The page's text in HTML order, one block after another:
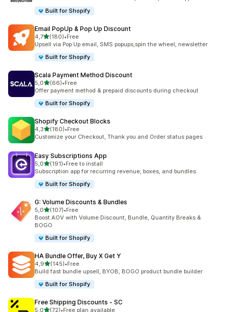
Built for Shopify
Email PopUp & Pop Up Discount
4,75 yıldız üzerinden
(180)
toplam 180 değerlendirme
•Free
Upsell via Pop Up email, SMS popups,spin the wheel, newsletter
Built for Shopify
Scala Payment Method Discount
5,05 yıldız üzerinden
(66)
toplam 66 değerlendirme
•Free
Offer payment method & prepaid discounts during checkout
Built for Shopify
Shopify Checkout Blocks
4,35 yıldız üzerinden
(180)
toplam 180 değerlendirme
•Free
Customize your Checkout, Thank you and Order status pages
Easy Subscriptions App
5,05 yıldız üzerinden
(191)
toplam 191 değerlendirme
•Free to install
Subscription app for recurring revenue, boxes, and bundles
Built for Shopify
G: Volume Discounts & Bundles
5,05 yıldız üzerinden
(107)
toplam 107 değerlendirme
•Free
Boost AOV with Volume Discount, Bundle, Quantity Breaks &
BOGO
Built for Shopify
HA Bundle Offer, Buy X Get Y
4,95 yıldız üzerinden
(145)
toplam 145 değerlendirme
•Free
Build fast bundle upsell, BYOB, BOGO product bundle builder
Built for Shopify
Free Shipping Discounts ‑ SC
5,05 yıldız üzerinden
(72)•Free plan available